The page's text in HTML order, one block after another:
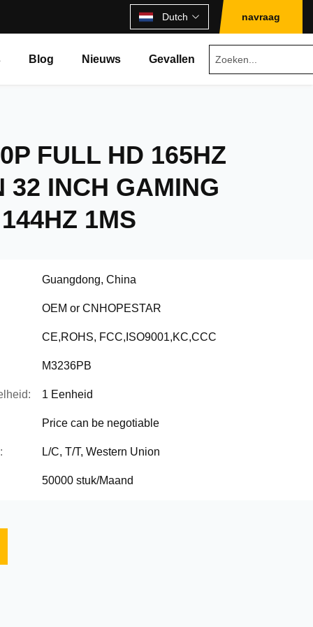
Dutch navraag
Blog Nieuws Gevallen
FULL HD 165HZ
32 INCH GAMING
1MS
Guangdong, China
OEM or CNHOPESTAR
CE,ROHS, FCC,ISO9001,KC,CCC
M3236PB
1 Eenheid
Price can be negotiable
L/C, T/T, Western Union
50000 stuk/Maand